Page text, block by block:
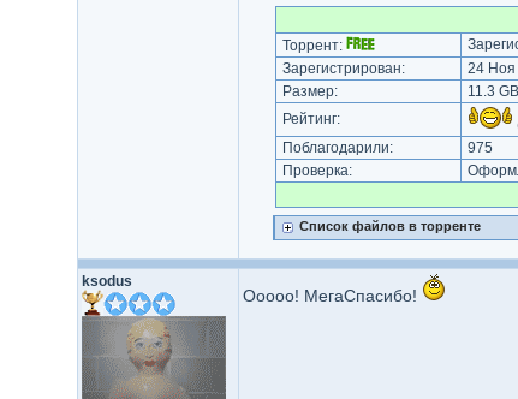
Торрент:
Зарегистрирован:
24 Ноя
Размер:
11.3 GB
Рейтинг:
Поблагодарили:
975
Проверка:
Список файлов в торренте
ksodus
Ооооо! МегаСпасибо!